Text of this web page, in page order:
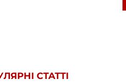
СТАТТІ